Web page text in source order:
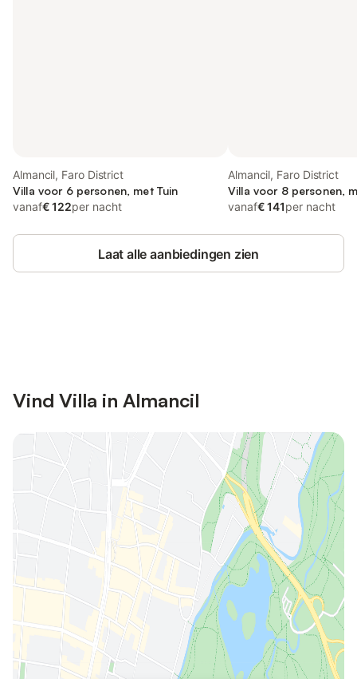
Almancil, Faro District
Villa voor 6 personen, met Tuin
vanaf€ 122per nacht
Almancil, Faro District
Villa voor 8 personen,
vanaf€ 141per nacht
Laat alle aanbiedingen zien
Vind Villa in Almancil